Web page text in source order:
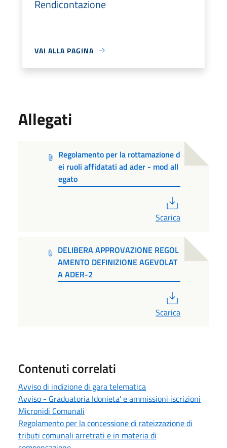
Rendicontazione
VAI ALLA PAGINA
Allegati
Regolamento per la rottamazione d
ei ruoli affidatati ad ader - mod all
egato
Scarica
DELIBERA APPROVAZIONE REGOL
AMENTO DEFINIZIONE AGEVOLAT
A ADER-2
Scarica
Contenuti correlati
Avviso di indizione di gara telematica
Avviso - Graduatoria Idonieta' e ammissioni iscrizioni
Micronidi Comunali
Regolamento per la concessione di rateizzazione di
tributi comunali arretrati e in materia di